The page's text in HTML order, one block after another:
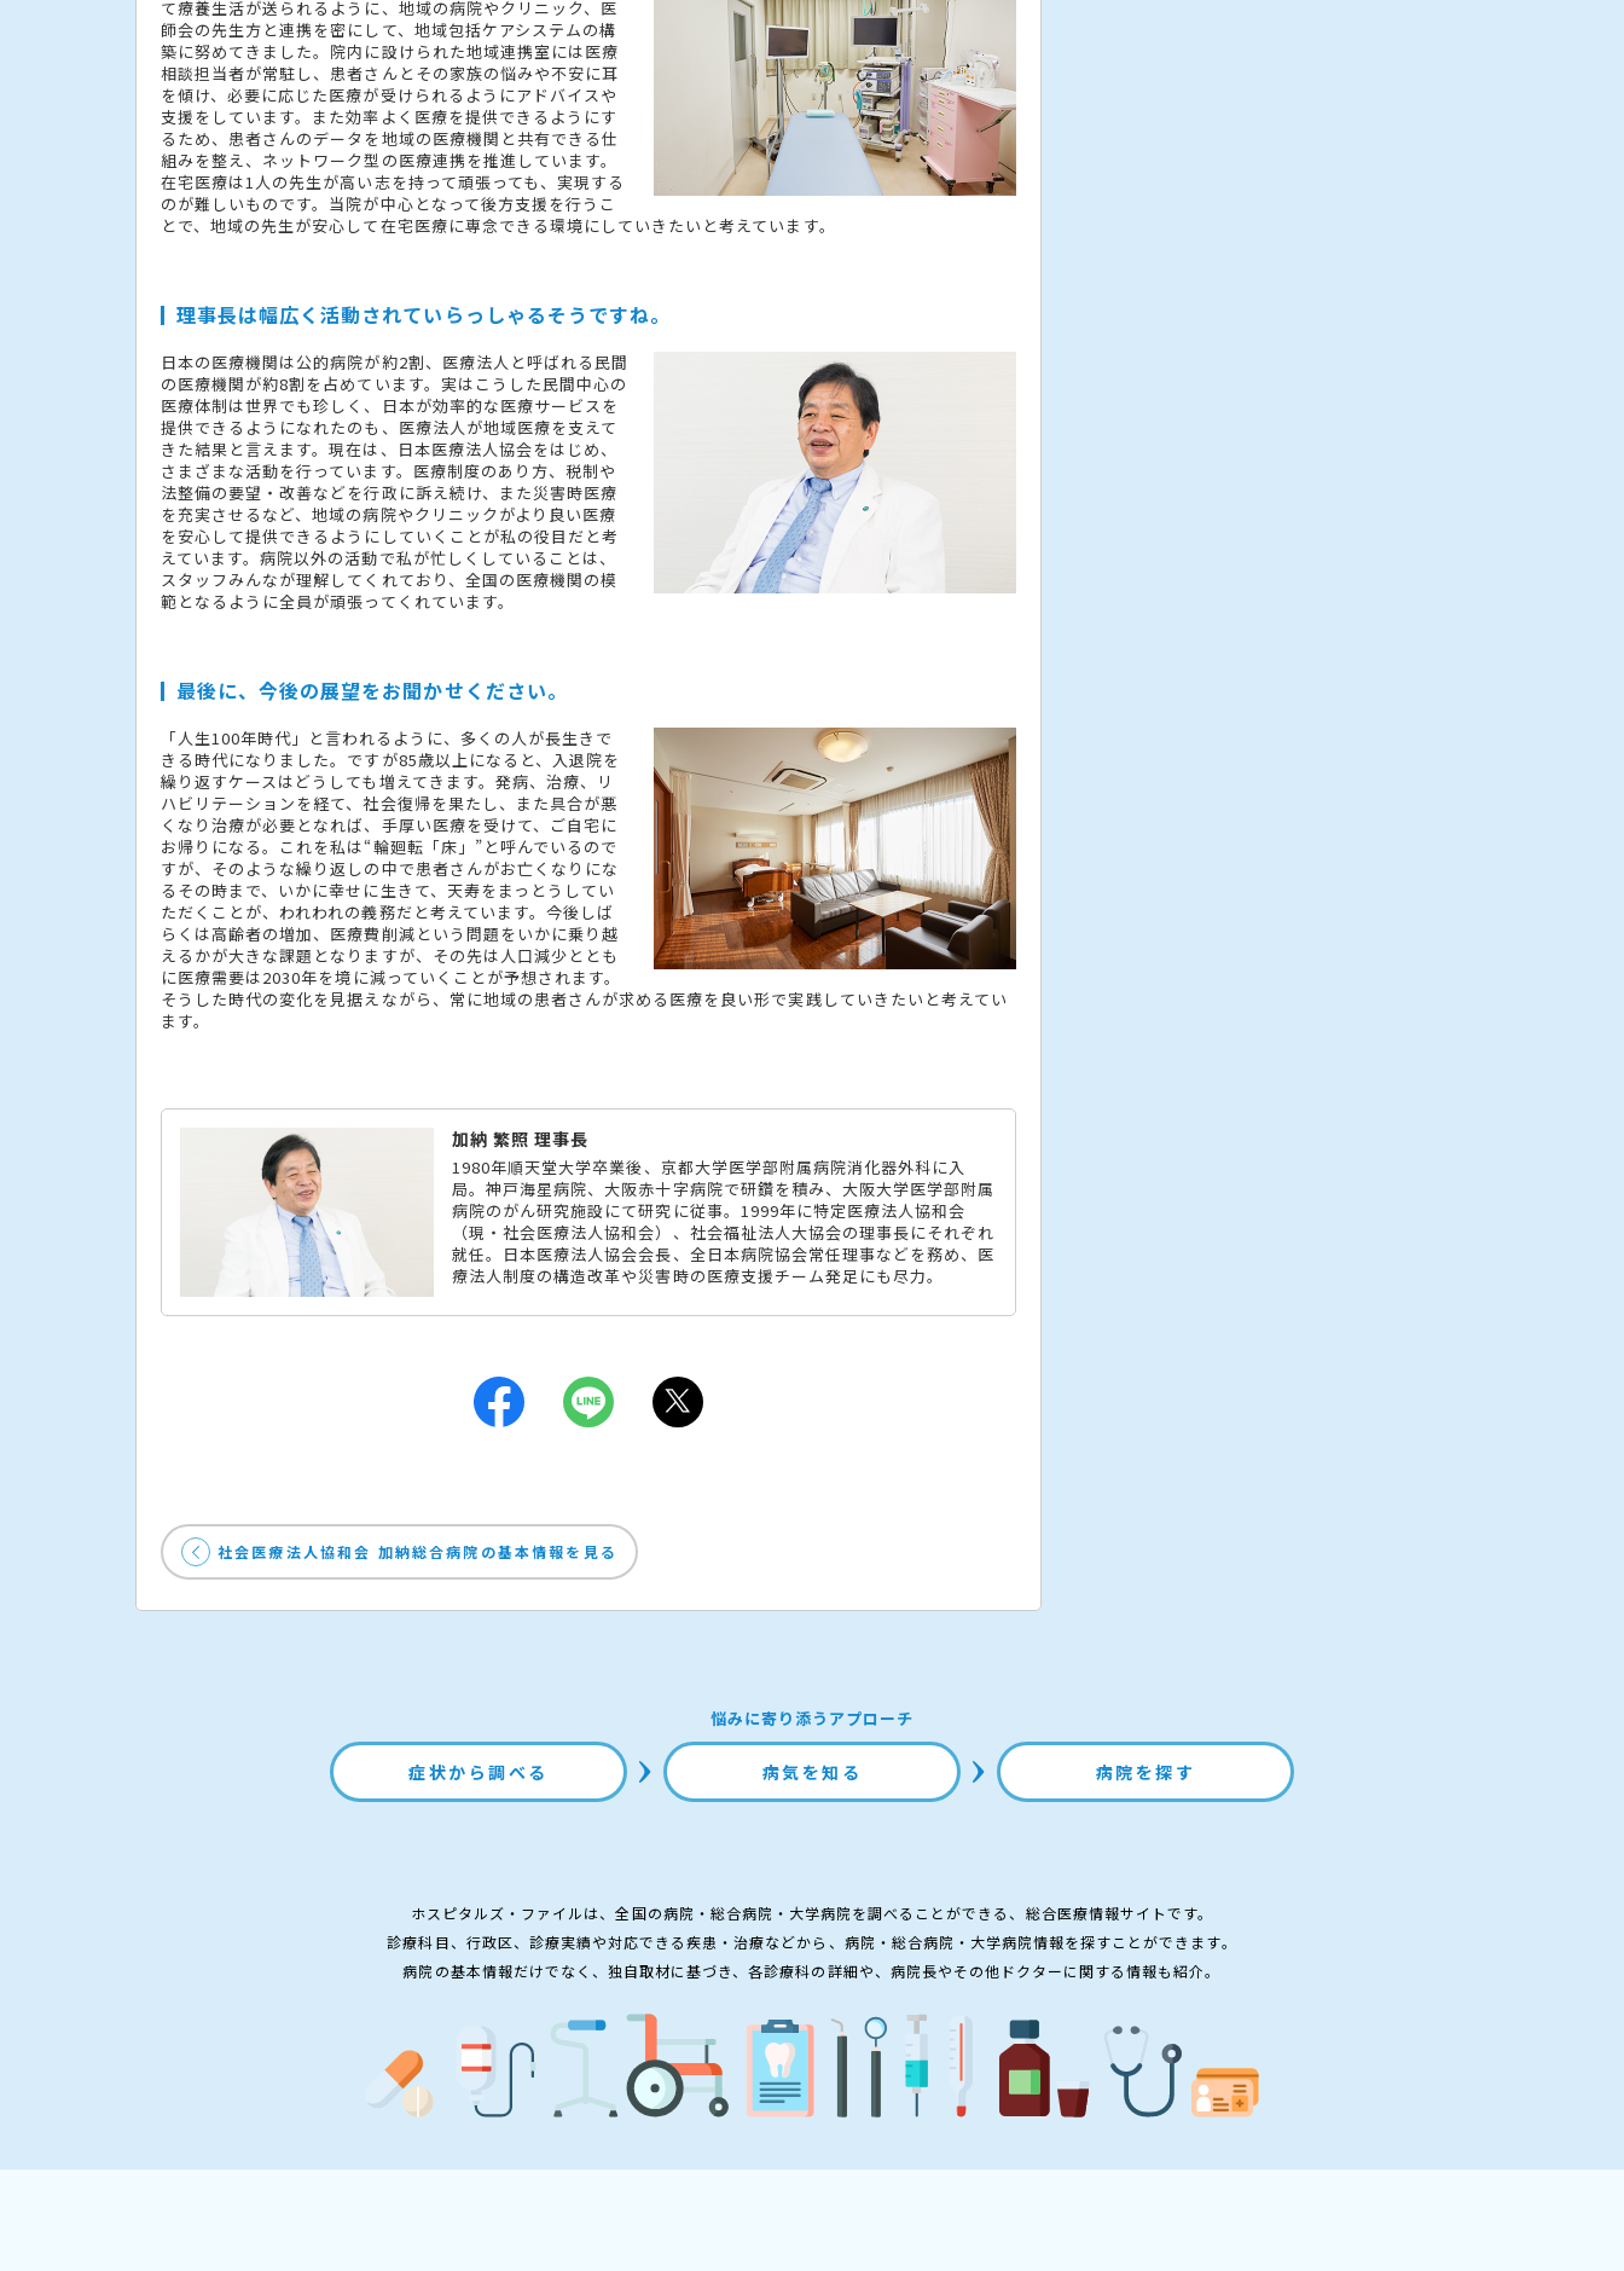
て療養生活が送られるように、地域の病院やクリニック、医
師会の先生方と連携を密にして、地域包括ケアシステムの構
築に努めてきました。院内に設けられた地域連携室には医療
相談担当者が常駐し、患者さんとその家族の悩みや不安に耳
を傾け、必要に応じた医療が受けられるようにアドバイスや
支援をしています。また効率よく医療を提供できるようにす
るため、患者さんのデータを地域の医療機関と共有できる仕
組みを整え、ネットワーク型の医療連携を推進しています。
在宅医療は1人の先生が高い志を持って頑張っても、実現する
のが難しいものです。当院が中心となって後方支援を行うこ
とで、地域の先生が安心して在宅医療に専念できる環境にしていきたいと考えています。
理事長は幅広く活動されていらっしゃるそうですね。
日本の医療機関は公的病院が約2割、医療法人と呼ばれる民間
の医療機関が約8割を占めています。実はこうした民間中心の
医療体制は世界でも珍しく、日本が効率的な医療サービスを
提供できるようになれたのも、医療法人が地域医療を支えて
きた結果と言えます。現在は、日本医療法人協会をはじめ、
さまざまな活動を行っています。医療制度のあり方、税制や
法整備の要望・改善などを行政に訴え続け、また災害時医療
を充実させるなど、地域の病院やクリニックがより良い医療
を安心して提供できるようにしていくことが私の役目だと考
えています。病院以外の活動で私が忙しくしていることは、
スタッフみんなが理解してくれており、全国の医療機関の模
範となるように全員が頑張ってくれています。
最後に、今後の展望をお聞かせください。
「人生100年時代」と言われるように、多くの人が長生きで
きる時代になりました。ですが85歳以上になると、入退院を
繰り返すケースはどうしても増えてきます。発病、治療、リ
ハビリテーションを経て、社会復帰を果たし、また具合が悪
くなり治療が必要となれば、手厚い医療を受けて、ご自宅に
お帰りになる。これを私は“輪廻転「床」”と呼んでいるので
すが、そのような繰り返しの中で患者さんがお亡くなりにな
るその時まで、いかに幸せに生きて、天寿をまっとうしてい
ただくことが、われわれの義務だと考えています。今後しば
らくは高齢者の増加、医療費削減という問題をいかに乗り越
えるかが大きな課題となりますが、その先は人口減少ととも
に医療需要は2030年を境に減っていくことが予想されます。
そうした時代の変化を見据えながら、常に地域の患者さんが求める医療を良い形で実践していきたいと考えてい
ます。
加納 繁照 理事長
1980年順天堂大学卒業後、京都大学医学部附属病院消化器外科に入
局。神戸海星病院、大阪赤十字病院で研鑽を積み、大阪大学医学部附属
病院のがん研究施設にて研究に従事。1999年に特定医療法人協和会
（現・社会医療法人協和会）、社会福祉法人大協会の理事長にそれぞれ
就任。日本医療法人協会会長、全日本病院協会常任理事などを務め、医
療法人制度の構造改革や災害時の医療支援チーム発足にも尽力。
社会医療法人協和会 加納総合病院の基本情報を見る
悩みに寄り添うアプローチ
症状から調べる 病気を知る 病院を探す
ホスピタルズ・ファイルは、全国の病院・総合病院・大学病院を調べることができる、総合医療情報サイトです。
診療科目、行政区、診療実績や対応できる疾患・治療などから、病院・総合病院・大学病院情報を探すことができます。
病院の基本情報だけでなく、独自取材に基づき、各診療科の詳細や、病院長やその他ドクターに関する情報も紹介。